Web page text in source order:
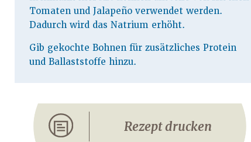
Tomaten und Jalapeño verwendet werden.
Dadurch wird das Natrium erhöht.
Gib gekochte Bohnen für zusätzliches Protein
und Ballaststoffe hinzu.
Rezept drucken